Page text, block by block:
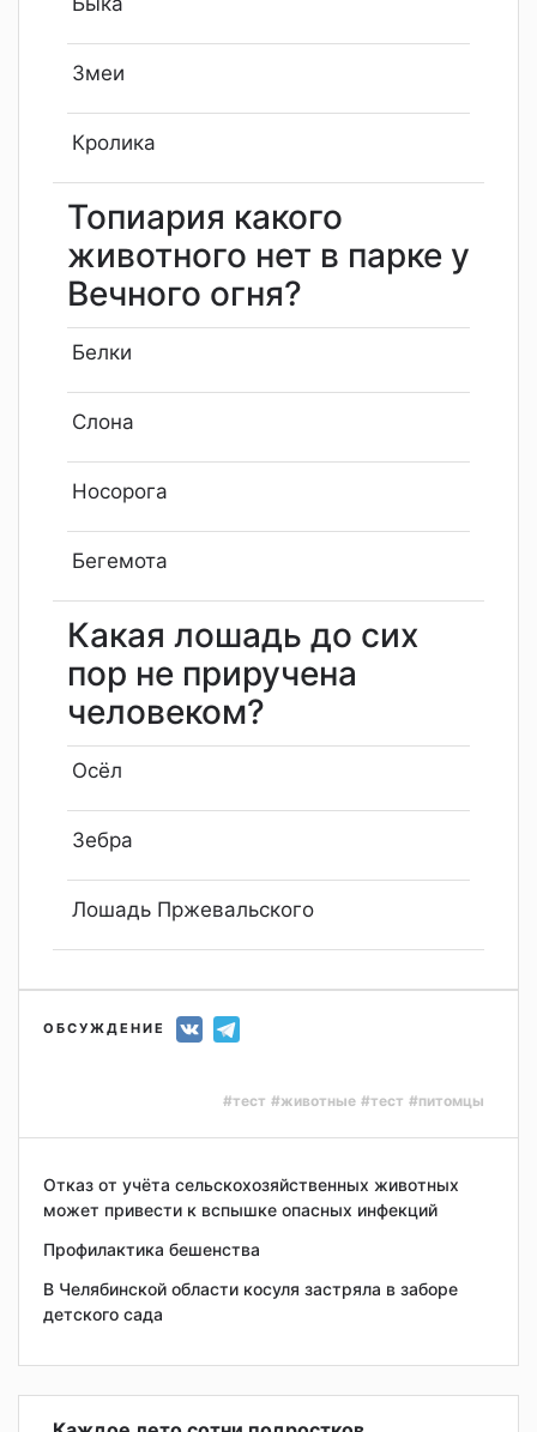
Змеи
Кролика
Топиария какого
животного нет в парке у
Вечного огня?
Белки
Слона
Носорога
Бегемота
Какая лошадь до сих
пор не приручена
человеком?
Осёл
Зебра
Лошадь Пржевальского
ОБСУЖДЕНИЕ
#тест #животные #тест #питомцы
Отказ от учёта сельскохозяйственных животных
может привести к вспышке опасных инфекций
Профилактика бешенства
В Челябинской области косуля застряла в заборе
детского сада